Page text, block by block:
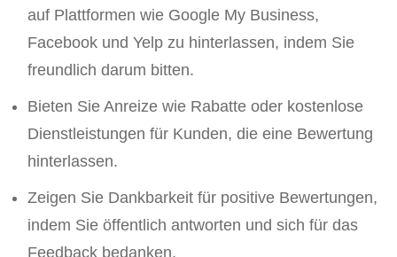
auf Plattformen wie Google My Business,
Facebook und Yelp zu hinterlassen, indem Sie
freundlich darum bitten.
Bieten Sie Anreize wie Rabatte oder kostenlose
Dienstleistungen für Kunden, die eine Bewertung
hinterlassen.
Zeigen Sie Dankbarkeit für positive Bewertungen,
indem Sie öffentlich antworten und sich für das
Feedback bedanken.